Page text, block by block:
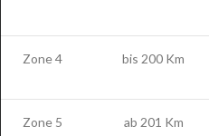
Zone 4 bis 200 Km
Zone 5 ab 201 Km